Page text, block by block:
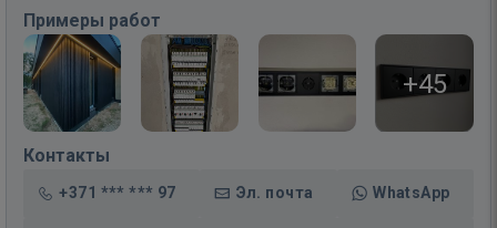
Примеры работ
+45
Контакты
+371 *** *** 97 Эл. почта WhatsApp